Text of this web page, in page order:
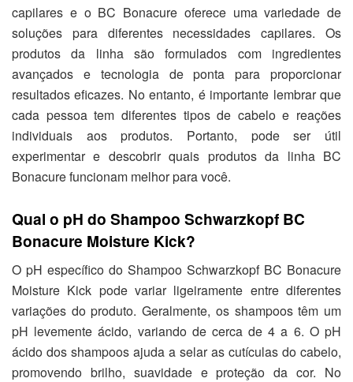
capilares e o BC Bonacure oferece uma variedade de
soluções para diferentes necessidades capilares. Os
produtos da linha são formulados com ingredientes
avançados e tecnologia de ponta para proporcionar
resultados eficazes. No entanto, é importante lembrar que
cada pessoa tem diferentes tipos de cabelo e reações
individuais aos produtos. Portanto, pode ser útil
experimentar e descobrir quais produtos da linha BC
Bonacure funcionam melhor para você.
Qual o pH do Shampoo Schwarzkopf BC
Bonacure Moisture Kick?
O pH específico do Shampoo Schwarzkopf BC Bonacure
Moisture Kick pode variar ligeiramente entre diferentes
variações do produto. Geralmente, os shampoos têm um
pH levemente ácido, variando de cerca de 4 a 6. O pH
ácido dos shampoos ajuda a selar as cutículas do cabelo,
promovendo brilho, suavidade e proteção da cor. No